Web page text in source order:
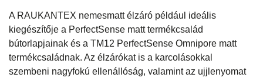
A RAUKANTEX nemesmatt élzáró például ideális
kiegészítője a PerfectSense matt termékcsalád
bútorlapjainak és a TM12 PerfectSense Omnipore matt
termékcsaládnak. Az élzárókat is a karcolásokkal
szembeni nagyfokú ellenállóság, valamint az ujjlenyomat